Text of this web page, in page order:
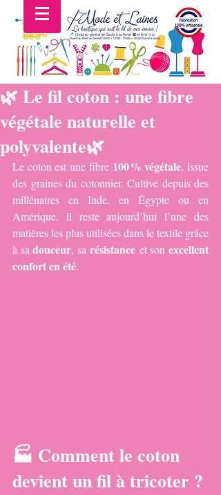
🌿 Le fil coton : une fibre
végétale naturelle et
polyvalente🌿
Le coton est une fibre 100 % végétale, issue
des graines du cotonnier. Cultivé depuis des
millénaires en Inde, en Égypte ou en
Amérique, il reste aujourd’hui l’une des
matières les plus utilisées dans le textile grâce
à sa douceur, sa résistance et son excellent
confort en été.
🏭 Comment le coton
devient un fil à tricoter ?